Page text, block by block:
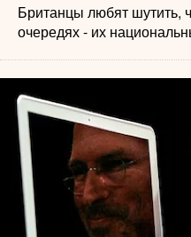
Британцы любят шутить,
очередях - их